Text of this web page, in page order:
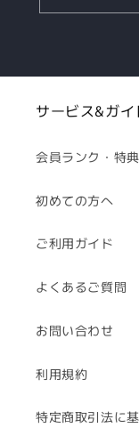
サービス&ガイ
会員ランク・特典
初めての方へ
ご利用ガイド
よくあるご質問
お問い合わせ
利用規約
特定商取引法に